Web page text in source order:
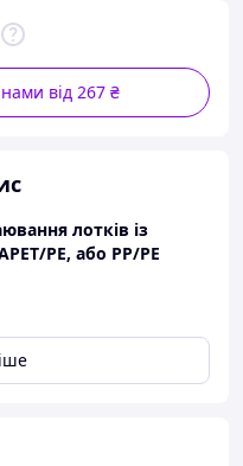
від 267 ₴
лотків із
PE, або PP/PE